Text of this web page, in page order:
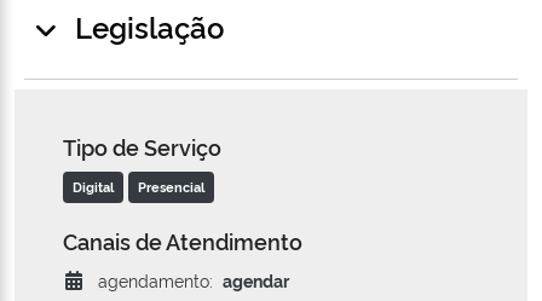
Legislação
Tipo de Serviço
Digital Presencial
Canais de Atendimento
agendamento: agendar